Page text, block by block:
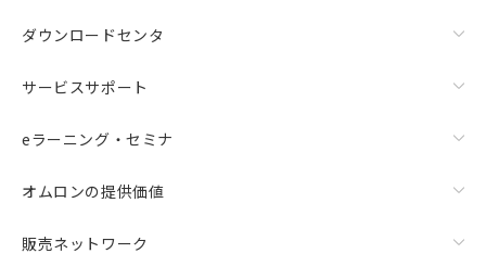
ダウンロードセンタ
サービスサポート
eラーニング・セミナ
オムロンの提供価値
販売ネットワーク